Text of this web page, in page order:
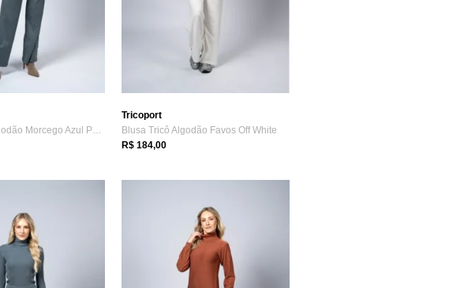
Blusa Tricô Algodão Morcego Azul Petróleo
Tricoport
Blusa Tricô Algodão Favos Off White
R$ 184,00